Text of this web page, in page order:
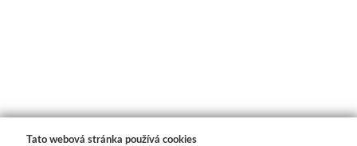
Tato webová stránka používá cookies